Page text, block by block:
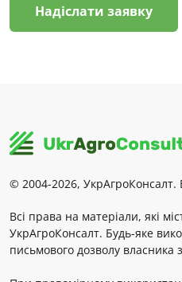
Надіслати заявку
© 2004-2026, УкрАгроКонсалт.
Всі права на матеріали, які
УкрАгроКонсалт. Будь-яке
письмового дозволу власника